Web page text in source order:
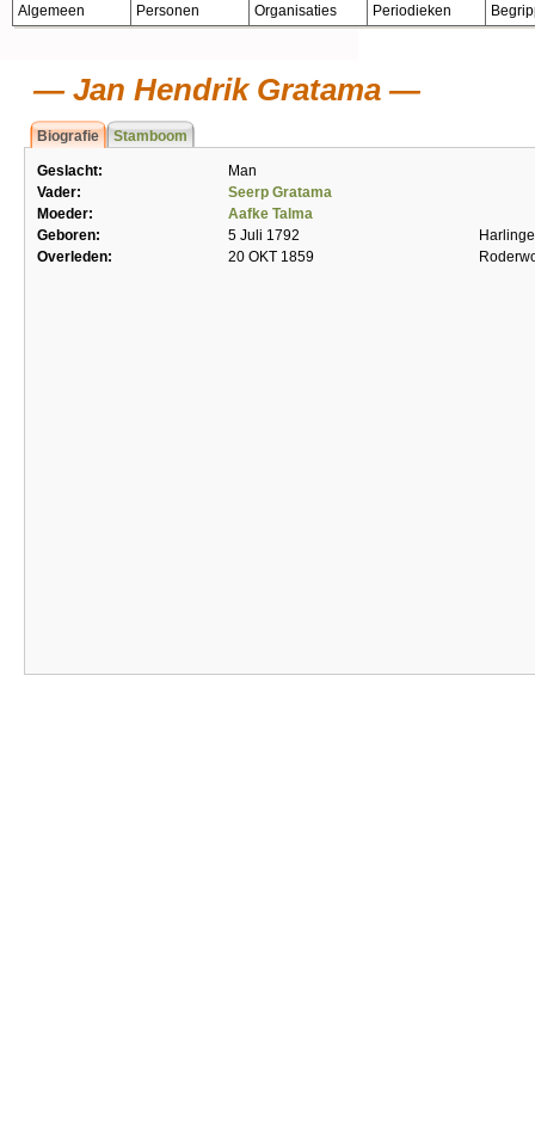
Algemeen Personen Organisaties Periodieken
Jan Hendrik Gratama
Biografie Stamboom
Geslacht:
Man
Vader:
Seerp Gratama
Moeder:
Aafke Talma
Geboren:
5 Juli 1792
Overleden:
20 OKT 1859